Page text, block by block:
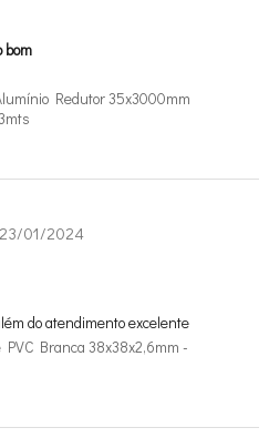
bom
Redutor 35x3000mm
23/01/2024
do atendimento excelente
Branca 38x38x2,6mm -